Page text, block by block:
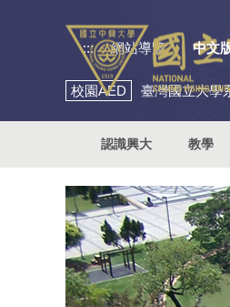
::: 網站導覽 中文
校園AED 臺灣國立大學
認識興大 教學